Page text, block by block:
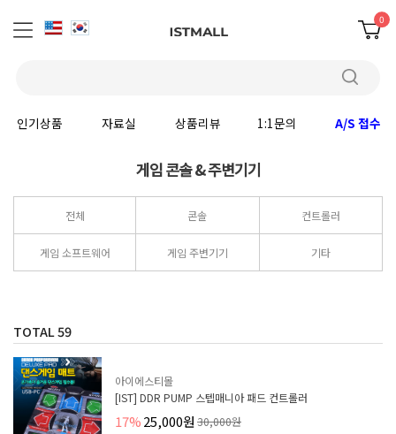
0
인기상품 자료실 상품리뷰 1:1문의 A/S 접수
게임 콘솔 & 주변기기
전체 콘솔 컨트롤러
게임 소프트웨어 게임 주변기기 기타
TOTAL59
아이에스티몰
[IST] DDR PUMP 스텝매니아 패드 컨트롤러
17%25,000원 30,000원